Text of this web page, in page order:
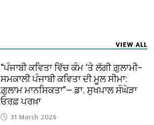
VIEW ALL
“ਪੰਜਾਬੀ ਕਵਿਤਾ ਵਿੱਚ ਕੰਮ ‘ਤੇ ਲੱਗੀ ਗ਼ੁਲਾਮੀ–
ਸਮਕਾਲੀ ਪੰਜਾਬੀ ਕਵਿਤਾ ਦੀ ਮੂਲ ਸੀਮਾ:
ਗ਼ੁਲਾਮ ਮਾਨਸਿਕਤਾ”— ਡਾ. ਸੁਖਪਾਲ ਸੰਘੇੜਾ
ਓਰਫ਼ ਪਰਖ਼ਾ
31 March 2026